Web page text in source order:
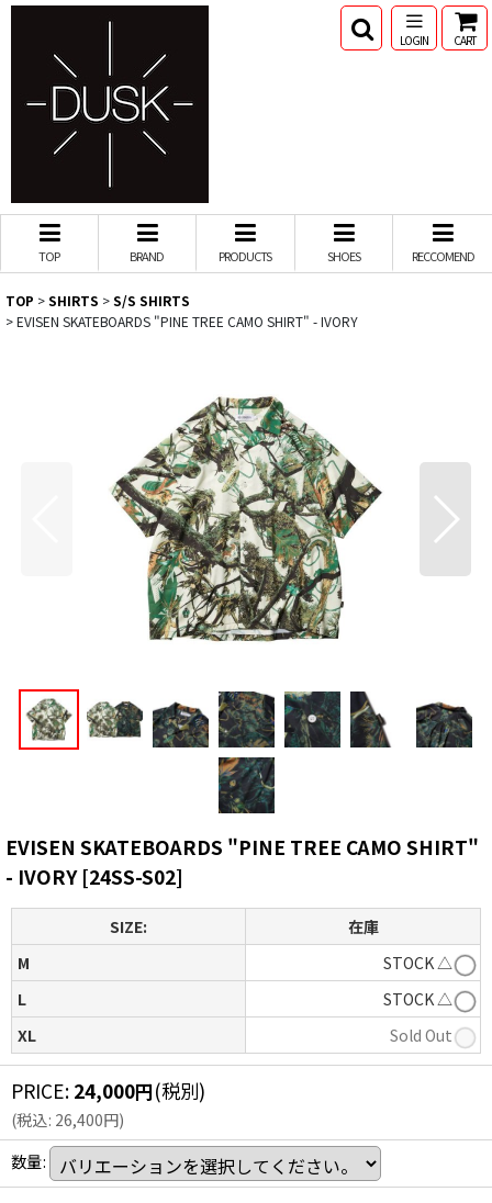
LOGIN CART
TOP BRAND PRODUCTS SHOES RECCOMEND
TOP >SHIRTS >S/S SHIRTS
>EVISEN SKATEBOARDS "PINE TREE CAMO SHIRT" - IVORY
EVISEN SKATEBOARDS "PINE TREE CAMO SHIRT"
- IVORY [24SS-S02]
SIZE:
在庫
M
STOCK △
L
STOCK △
XL
Sold Out
PRICE: 24,000円(税別)
(税込: 26,400円)
数量: